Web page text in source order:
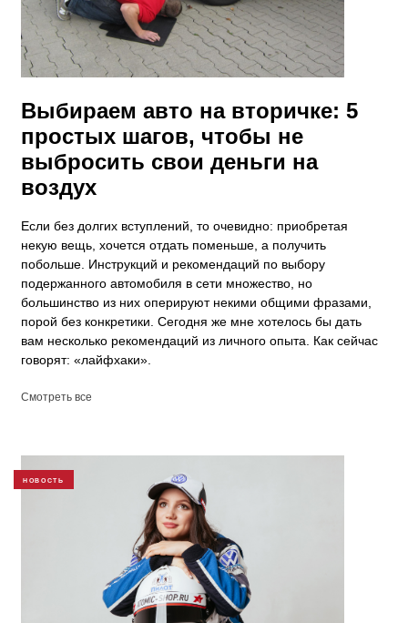
​Выбираем авто на вторичке: 5
простых шагов, чтобы не
выбросить свои деньги на
воздух
Если без долгих вступлений, то очевидно: приобретая
некую вещь, хочется отдать поменьше, а получить
побольше. Инструкций и рекомендаций по выбору
подержанного автомобиля в сети множество, но
большинство из них оперируют некими общими фразами,
порой без конкретики. Сегодня же мне хотелось бы дать
вам несколько рекомендаций из личного опыта. Как сейчас
говорят: «лайфхаки».
Смотреть все
НОВОСТЬ